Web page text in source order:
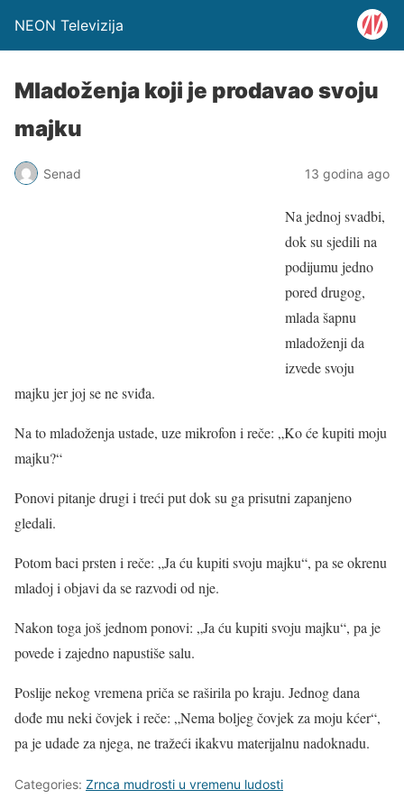
NEON Televizija
Mladoženja koji je prodavao svoju
majku
Senad 13 godina ago
Na jednoj svadbi,
dok su sjedili na
podijumu jedno
pored drugog,
mlada šapnu
mladoženji da
izvede svoju
majku jer joj se ne sviđa.
Na to mladoženja ustade, uze mikrofon i reče: „Ko će kupiti moju
majku?“
Ponovi pitanje drugi i treći put dok su ga prisutni zapanjeno
gledali.
Potom baci prsten i reče: „Ja ću kupiti svoju majku“, pa se okrenu
mladoj i objavi da se razvodi od nje.
Nakon toga još jednom ponovi: „Ja ću kupiti svoju majku“, pa je
povede i zajedno napustiše salu.
Poslije nekog vremena priča se raširila po kraju. Jednog dana
dođe mu neki čovjek i reče: „Nema boljeg čovjek za moju kćer“,
pa je udade za njega, ne tražeći ikakvu materijalnu nadoknadu.
Categories: Zrnca mudrosti u vremenu ludosti